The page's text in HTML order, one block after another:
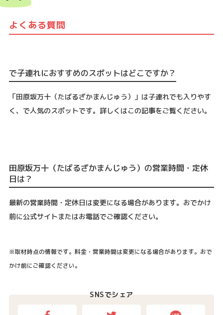
よくある質問
で子連れにおすすめのスポットはどこですか？
「田原坂万十（たばるざかまんじゅう）」は子連れでも入りやす
く、で人気のスポットです。詳しくはこの記事をご覧ください。
田原坂万十（たばるざかまんじゅう）の営業時間・定休
日は？
最新の営業時間・定休日は変更になる場合があります。おでかけ
前に公式サイトまたはお電話でご確認ください。
※取材時点の情報です。料金・営業時間は変更になる場合があります。おで
かけ前にご確認ください。
SNSでシェア